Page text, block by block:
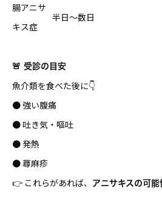
腸アニサ
キス症
半日〜数日
🚨 受診の目安
魚介類を食べた後に👇
● 強い腹痛
● 吐き気・嘔吐
● 発熱
● 蕁麻疹
👉 これらがあれば、
アニサキスの可